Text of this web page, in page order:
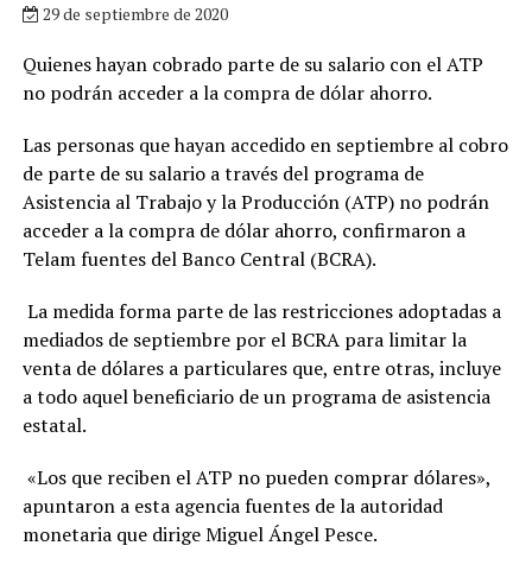
29 de septiembre de 2020
Quienes hayan cobrado parte de su salario con el ATP
no podrán acceder a la compra de dólar ahorro.
Las personas que hayan accedido en septiembre al cobro
de parte de su salario a través del programa de
Asistencia al Trabajo y la Producción (ATP) no podrán
acceder a la compra de dólar ahorro, confirmaron a
Telam fuentes del Banco Central (BCRA).
La medida forma parte de las restricciones adoptadas a
mediados de septiembre por el BCRA para limitar la
venta de dólares a particulares que, entre otras, incluye
a todo aquel beneficiario de un programa de asistencia
estatal.
«Los que reciben el ATP no pueden comprar dólares»,
apuntaron a esta agencia fuentes de la autoridad
monetaria que dirige Miguel Ángel Pesce.